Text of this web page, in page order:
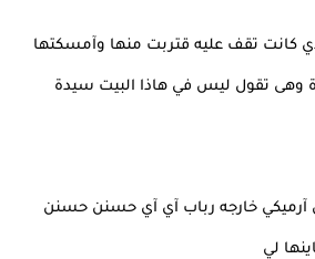
كانت تقف عليه قتربت منها وآمسكتها
وهى تقول ليس في هاذا البيت سيدة
آرميكي خارجه رباب آي آي حسنن حسنن
لي